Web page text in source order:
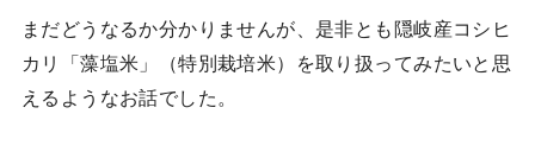
まだどうなるか分かりませんが、是非とも隠岐産コシヒ
カリ「藻塩米」（特別栽培米）を取り扱ってみたいと思
えるようなお話でした。